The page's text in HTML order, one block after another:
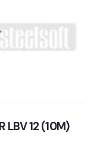
LBV 12 (10M)